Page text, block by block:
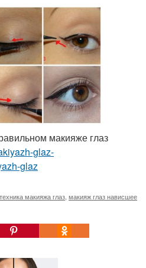
макияже глаз
glaz-
glaz
техника макияжа глаз макияж глаз нависшее